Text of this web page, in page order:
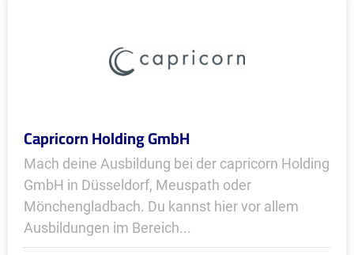
Capricorn Holding GmbH
Mach deine Ausbildung bei der capricorn Holding
GmbH in Düsseldorf, Meuspath oder
Mönchengladbach. Du kannst hier vor allem
Ausbildungen im Bereich...